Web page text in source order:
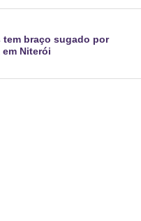
tem braço sugado por
Niterói